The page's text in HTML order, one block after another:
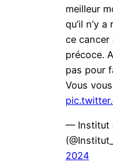
meilleur
qu’il n’y
ce cancer
précoce.
pas pour
Vous
— Institut
2024